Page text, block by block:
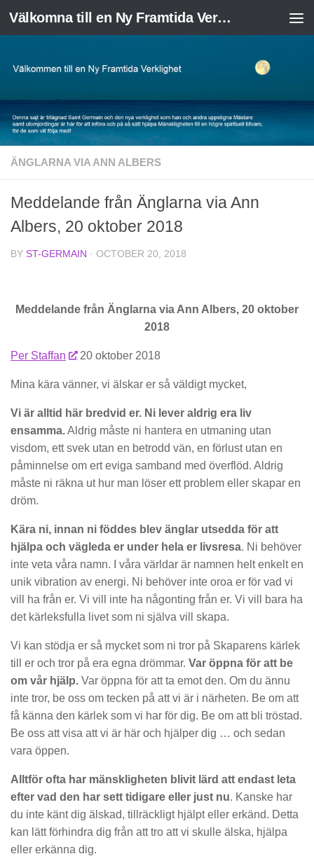
Skip to content Välkomna till en Ny Framtida Verklighet
ÄNGLARNA VIA ANN ALBERS
Meddelande från Änglarna via Ann
Albers, 20 oktober 2018
BY ST-GERMAIN · OCTOBER 20, 2018
Meddelande från Änglarna via Ann Albers, 20 oktober
2018
Per Staffan 20 oktober 2018
Mina kära vänner, vi älskar er så väldigt mycket,
Vi är alltid här bredvid er. Ni lever aldrig era liv
ensamma.Aldrig måste ni hantera en utmaning utan
visdom, ett svek utan en betrodd vän, en förlust utan en
påminnelse om ert eviga samband med överflöd. Aldrig
måste ni räkna ut hur man löser ett problem eller skapar en
dröm.
Kära ni, innan ni föddes blev änglar utsedda för att
hjälpa och vägleda er under hela er livsresa. Ni behöver
inte veta våra namn. I våra världar är namnen helt enkelt en
unik vibration av energi. Ni behöver inte oroa er för vad vi
vill ha från er. Vi vill inte ha någonting från er. Vi vill bara ha
det kärleksfulla livet som ni själva vill skapa.
Vi kan stödja er så mycket som ni tror på Skaparens kärlek
till er och tror på era egna drömmar. Var öppna för att be
om vår hjälp. Var öppna för att ta emot den. Om du ännu
inte tror, be oss om tecken på att vi är i närheten. Be om att
få känna den kärlek som vi har för dig. Be om att bli tröstad.
Be oss att visa att vi är här och hjälper dig … och sedan
vara öppen.
Alltför ofta har mänskligheten blivit lärd att endast leta
efter vad den har sett tidigare eller just nu. Kanske har
du inte känt dig älskad, tillräckligt hjälpt eller erkänd. Detta
kan lätt förhindra dig från att tro att vi skulle älska, hjälpa
eller erkänna dig.